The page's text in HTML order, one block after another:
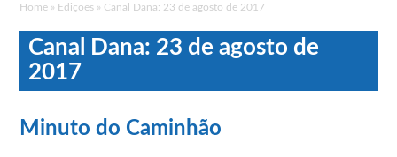
Home » Edições » Canal Dana: 23 de agosto de 2017
Canal Dana: 23 de agosto de
2017
Minuto do Caminhão